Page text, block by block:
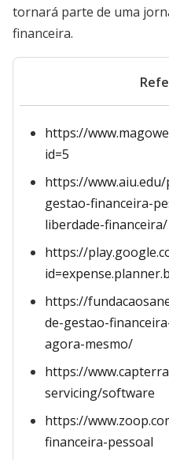
tornará parte de uma
financeira.
https://
id=5
https://
gestao-financeira-
liberdade-financeira/
https://
https://
de-gestao-
agora-mesmo/
https://
servicing/software
https://
financeira-pessoal